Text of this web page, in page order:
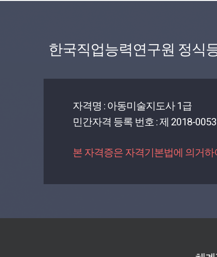
한국직업능력연구원 정식
자격명 : 아동미술지도사 1급
민간자격 등록 번호 : 제 2018-
본 자격증은 자격기본법에 의거